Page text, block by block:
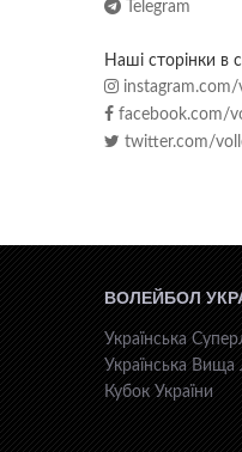
Telegram
Наші сторінки в
instagram.com/
facebook.com/
twitter.com/
ВОЛЕЙБОЛ
Українська
Українська Вища
Кубок України